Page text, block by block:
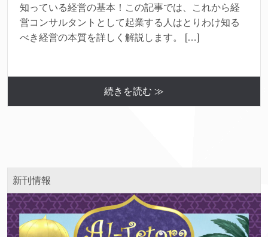
知っている経営の基本！この記事では、これから経
営コンサルタントとして起業する人はとりわけ知る
べき経営の本質を詳しく解説します。 […]
続きを読む ≫
新刊情報